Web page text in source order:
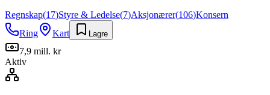
Regnskap(17)Styre & Ledelse(7)Aksjonærer(106)Konsern
Ring
Kart Lagre
7,9 mill. kr
Aktiv